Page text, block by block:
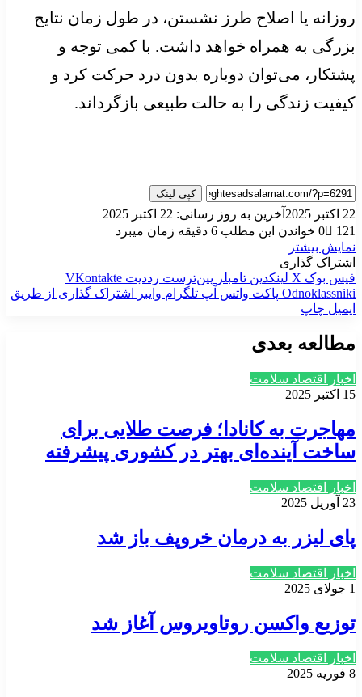
روزانه یا اصلاح طرز نشستن، در طول زمان نتایج
بزرگی به همراه خواهد داشت. با کمی توجه و
پشتکار، می‌توان دوباره بدون درد حرکت کرد و
کیفیت زندگی را به حالت طبیعی بازگرداند.
کپی لینک
22 اکتبر 2025
آخرین به روز رسانی: 22 اکتبر 2025
0
121
خواندن این مطلب 6 دقیقه زمان میبرد
نمایش بیشتر
اشتراک گذاری
فیس بوک X لینکدین ‫تامبلر ‫پین‌ترست ‫رددیت ‫VKontakte
‫Odnoklassniki پاکت واتس آپ تلگرام وایبر
اشتراک گذاری از طریق
ایمیل چاپ
مطالعه بعدی
اخبار اقتصاد سلامت
15 اکتبر 2025
مهاجرت به کانادا؛ فرصت طلایی برای
ساخت آینده‌ای بهتر در کشوری پیشرفته
اخبار اقتصاد سلامت
23 آوریل 2025
پای لیزر به درمان خروپف باز شد
اخبار اقتصاد سلامت
1 جولای 2025
توزیع واکسن روتاویروس آغاز شد
اخبار اقتصاد سلامت
8 فوریه 2025